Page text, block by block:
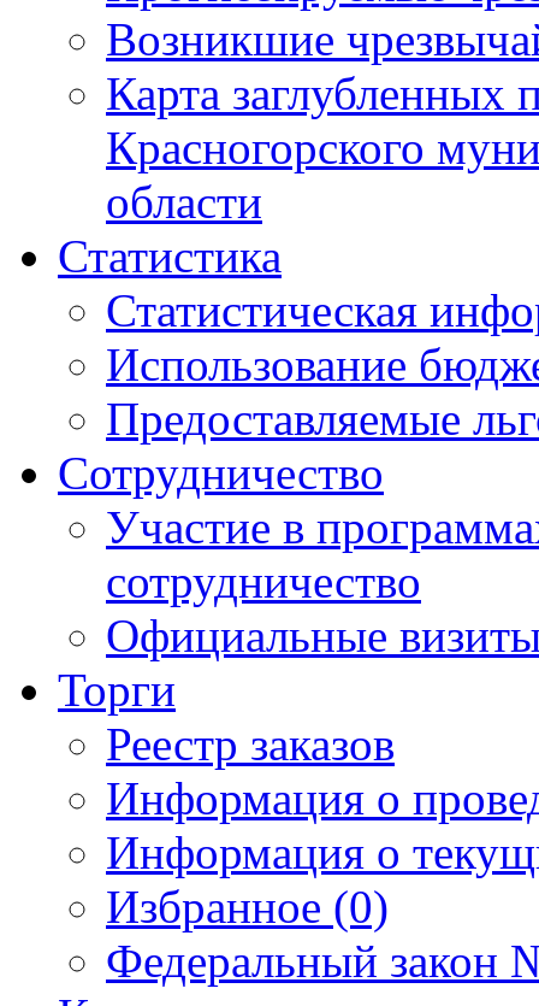
Возникшие
Карта
Красногорского
области
Статистика
Статистическая
Использование
Предоставляемые
Сотрудничество
Участие в
сотрудничество
Официальные
Торги
Реестр заказов
Информация о
Информация о
Избранное (0)
Федеральный закон